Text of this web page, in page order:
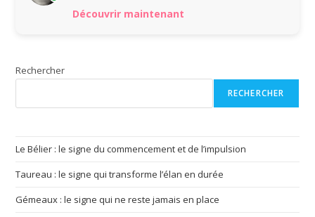
Découvrir maintenant
Rechercher
RECHERCHER
Le Bélier : le signe du commencement et de l’impulsion
Taureau : le signe qui transforme l’élan en durée
Gémeaux : le signe qui ne reste jamais en place